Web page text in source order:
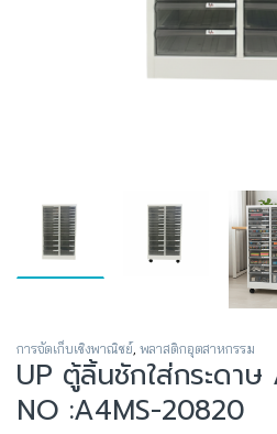
การจัดเก็บเชิงพาณิชย์, พลาสติกอุตสาหกรรม
UP ตู้ลิ้นชักใส่กระดา
NO :A4MS-20820